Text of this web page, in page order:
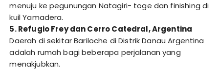
menuju ke pegunungan Natagiri- toge dan finishing di
kuil Yamadera.
5. Refugio Frey dan Cerro Catedral, Argentina
Daerah di sekitar Bariloche di Distrik Danau Argentina
adalah rumah bagi beberapa perjalanan yang
menakjubkan.